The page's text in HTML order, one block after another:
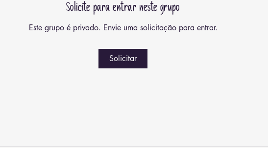
Solicite para entrar neste grupo
Este grupo é privado. Envie uma solicitação para entrar.
Solicitar